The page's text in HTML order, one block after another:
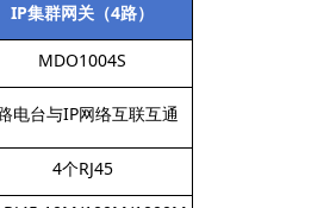
IP集群网关（4路）
MDO1004S
电台与IP网络互联互通
4个RJ45